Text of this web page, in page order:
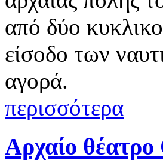
από δύο
είσοδο των
αγορά.
περισσότερα
Αρχαίο